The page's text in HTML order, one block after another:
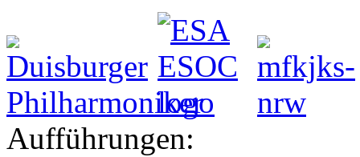
Aufführungen: